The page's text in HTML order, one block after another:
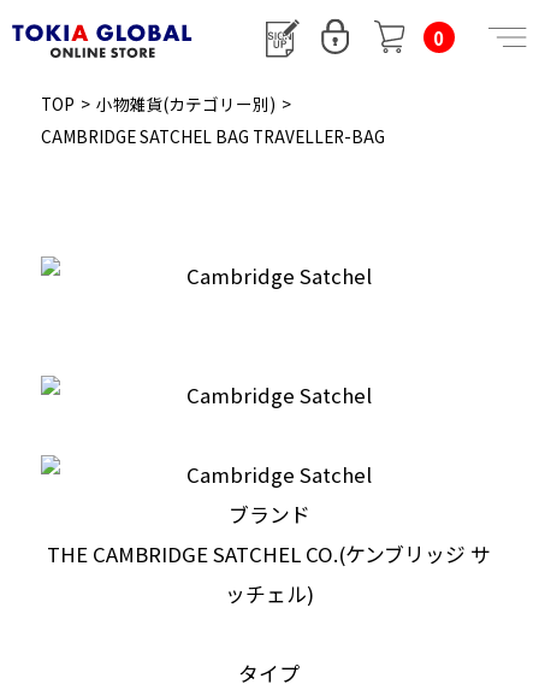
0
TOP > 小物雑貨(カテゴリー別) >
CAMBRIDGE SATCHEL BAG TRAVELLER-BAG
ブランド
THE CAMBRIDGE SATCHEL CO.(ケンブリッジ サ
ッチェル)
タイプ